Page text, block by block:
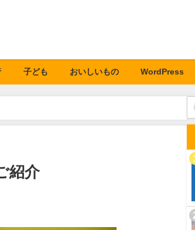
子ども おいしいもの WordPress
紹介